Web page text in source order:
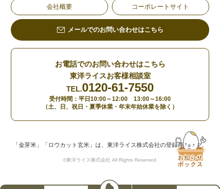
会社概要 コーポレートサイト
メールでのお問い合わせはこちら
お電話でのお問い合わせはこちら
東洋ライスお客様相談室
TEL.0120-61-7550
受付時間：平日10:00～12:00 13:00～16:00
（土、日、祝日・夏季休業・年末年始休業を除く）
「金芽米」「ロウカット玄米」は、東洋ライス株式会社の登録商標です。
©東洋ライス株式会社 All Rights Reserved.